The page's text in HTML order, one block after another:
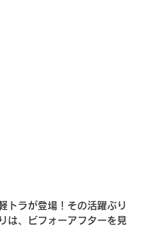
トラが登場！その活躍ぶり
は、ビフォーアフターを見